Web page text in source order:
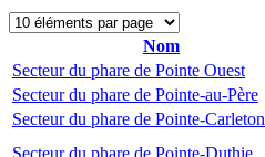
Nom
Secteur du phare de Pointe Ouest
Secteur du phare de Pointe-au-Père
Secteur du phare de Pointe-Carleton
Secteur du phare de Pointe-Duthie